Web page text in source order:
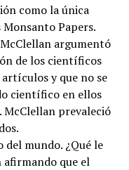
como la única
Papers.
argumentó
de los científicos
y que no se
científico en ellos
McClellan prevaleció
mundo. ¿Qué le
afirmando que el